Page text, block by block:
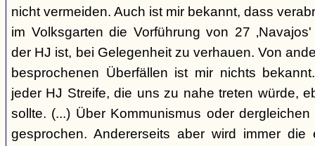
nicht vermeiden. Auch ist mir bekannt, dass
im Volksgarten die Vorführung von 27
der HJ ist, bei Gelegenheit zu verhauen. Von
besprochenen Überfällen ist mir nichts
jeder HJ Streife, die uns zu nahe treten würde,
sollte. (...) Über Kommunismus oder
gesprochen. Andererseits aber wird immer die